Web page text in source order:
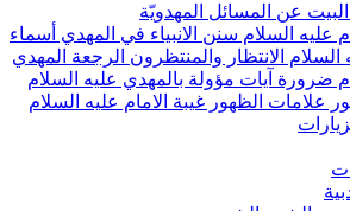
المهدويّة
سنن الانبياء في المهديأسماء
والمنتظرونالرجعةالمهدي
مؤولة بالمهدي عليه السلام
غيبة الامام عليه السلام